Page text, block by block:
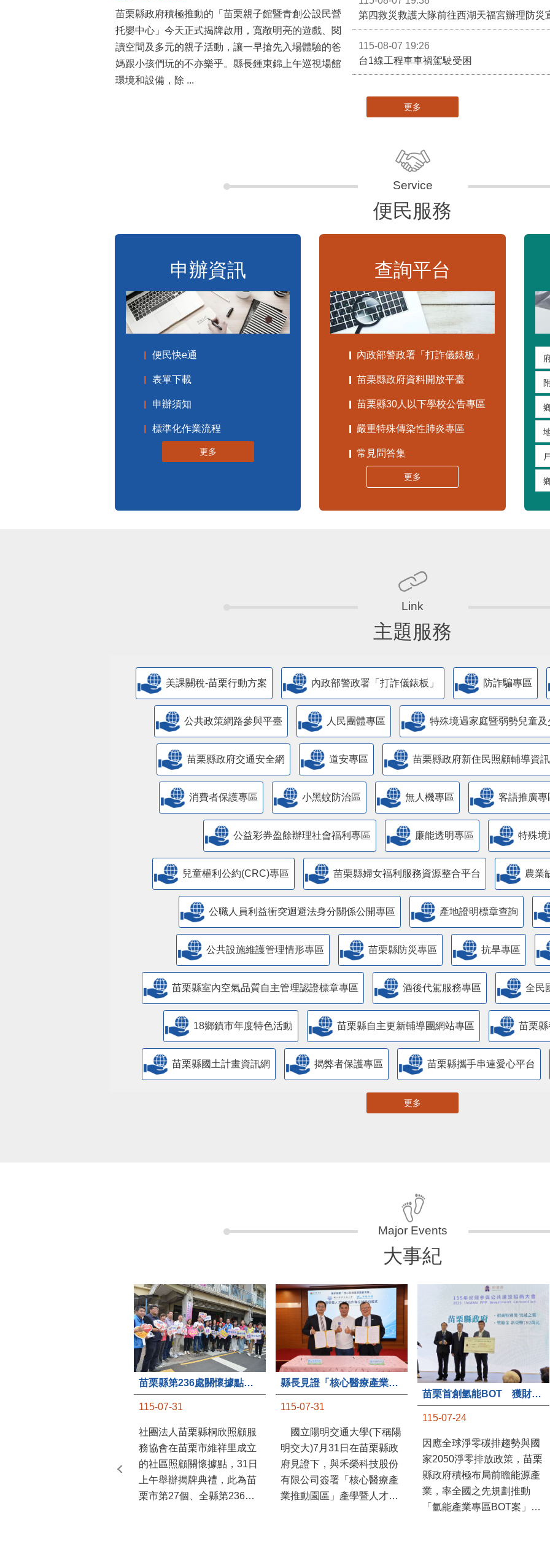
苗栗縣政府積極推動的「苗栗親子館暨青創公設民營
托嬰中心」今天正式揭牌啟用，寬敞明亮的遊戲、閱
讀空間及多元的親子活動，讓一早搶先入場體驗的爸
媽跟小孩們玩的不亦樂乎。縣長鍾東錦上午巡視場館
環境和設備，除 ...
第四救災救護大隊前往西湖天福宮辦理防災
115-08-07 19:26
台1線工程車車禍駕駛受困
更多
便民服務
申辦資訊
便民快e通
表單下載
申辦須知
標準化作業流程
更多
查詢平台
內政部警政署「打詐儀錶板」
苗栗縣政府資料開放平臺
苗栗縣30人以下學校公告專區
嚴重特殊傳染性肺炎專區
常見問答集
更多
主題服務
美課關稅-苗栗行動方案 內政部警政署「打詐儀錶板」 防詐騙專區
公共政策網路參與平臺 人民團體專區 特殊境遇家庭暨弱勢兒童
苗栗縣政府交通安全網 道安專區 苗栗縣政府新住民照顧輔導資
消費者保護專區 小黑蚊防治區 無人機專區 客語推廣專
公益彩券盈餘辦理社會福利專區 廉能透明專區 特殊境
兒童權利公約(CRC)專區 苗栗縣婦女福利服務資源整合平台 農業
公職人員利益衝突迴避法身分關係公開專區 產地證明標章查詢
​公共設施維護管理情形專區 苗栗縣防災專區 抗旱專區
苗栗縣室內空氣品質自主管理認證標章專區 酒後代駕服務專區 全民
18鄉鎮市年度特色活動 苗栗縣自主更新輔導團網站專區 苗栗
苗栗縣國土計畫資訊網 揭弊者保護專區 苗栗縣攜手串連愛心平台
更多
大事紀
苗栗縣第236處關懷據點在苗栗市維祥里揭牌
115-07-31
社團法人苗栗縣桐欣照顧服
務協會在苗栗市維祥里成立
的社區照顧關懷據點，31日
上午舉辦揭牌典禮，此為苗
栗市第27個、全縣第236處
縣長見證「核心醫療產業推動園區」產學合作簽約儀式
115-07-31
國立陽明交通大學(下稱陽
明交大)7月31日在苗栗縣政
府見證下，與禾榮科技股份
有限公司簽署「核心醫療產
業推動園區」產學暨人才培
苗栗首創氫能BOT 獲財政部「突破之翼」肯定
115-07-24
因應全球淨零碳排趨勢與國
家2050淨零排放政策，苗栗
縣政府積極布局前瞻能源產
業，率全國之先規劃推動
「氫能產業專區BOT案」，